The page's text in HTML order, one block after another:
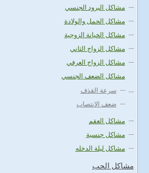
مشاكل البرود الجنسي
مشاكل الحمل والولادة
مشاكل الخيانة الزوجية
مشاكل الزواج الثاني
مشاكل الزواج العرفي
مشاكل الضعف الجنسي
سرعة القذف
ضعف الانتصاب
مشاكل العقم
مشاكل جنسية
مشاكل ليلة الدخله
مشاكل الحب